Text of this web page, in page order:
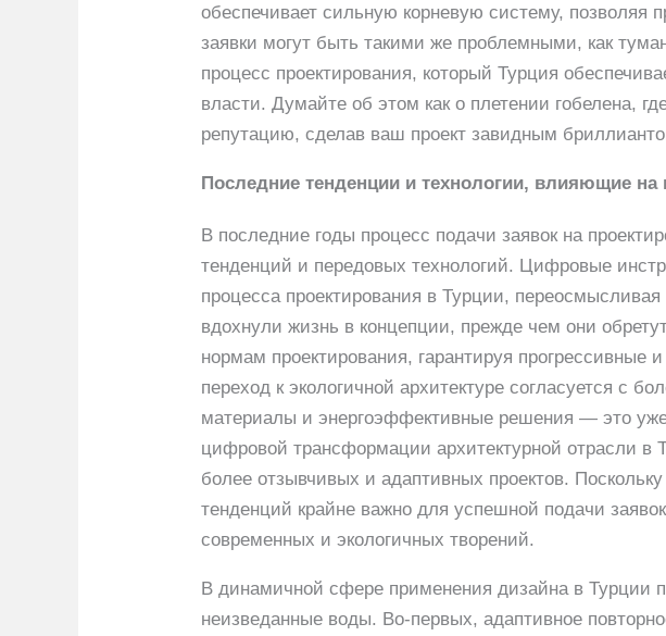
обеспечивает сильную корневую систему, позволяя
заявки могут быть такими же проблемными, как
процесс проектирования, который Турция
власти. Думайте об этом как о плетении гобелена,
репутацию, сделав ваш проект завидным
Последние тенденции и технологии, влияющие
В последние годы процесс подачи заявок на
тенденций и передовых технологий. Цифровые
процесса проектирования в Турции,
вдохнули жизнь в концепции, прежде чем они
нормам проектирования, гарантируя
переход к экологичной архитектуре согласуется с
материалы и энергоэффективные решения — это
цифровой трансформации архитектурной отрасли в
более отзывчивых и адаптивных проектов.
тенденций крайне важно для успешной подачи
современных и экологичных творений.
В динамичной сфере применения дизайна в Турции
неизведанные воды. Во-первых, адаптивное